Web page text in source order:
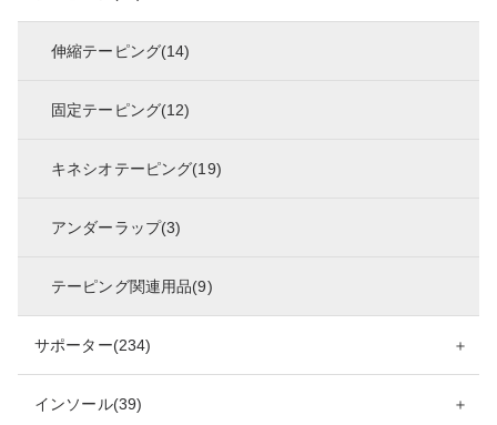
伸縮テーピング(14)
固定テーピング(12)
キネシオテーピング(19)
アンダーラップ(3)
テーピング関連用品(9)
サポーター(234) ＋
インソール(39) ＋